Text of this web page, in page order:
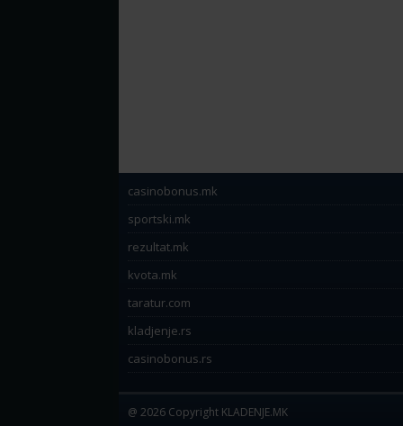
casinobonus.mk
sportski.mk
rezultat.mk
kvota.mk
taratur.com
kladjenje.rs
casinobonus.rs
@ 2026 Copyright KLADENJE.MK